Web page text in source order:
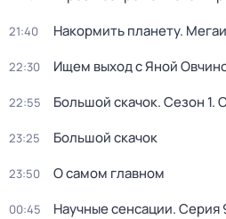
21:40 Накормить планету.
22:30 Ищем выход с Яной
22:55 Большой скачок. Сезон 1.
23:25 Большой скачок
23:50 О самом главном
00:45 Научные сенсации. Серия